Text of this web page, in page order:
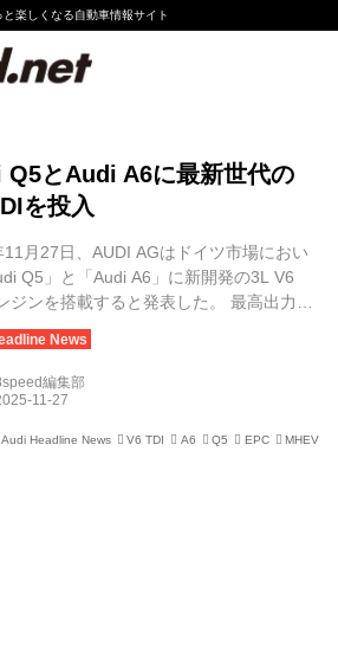
と楽しくなる自動車情報サイト
Audi
Porsche
Motorsport
Q5とAudi A6に最新世代の
を投入
11月27日、AUDI AGはドイツ市場におい
Q5」と「Audi A6」に新開発の3L V6
ジンを搭載すると発表した。 最高出力
299PS）、最大トルク580Nmを発生す
ワーユニットは、電動コンプレッサー
とマイルドハイブリッドシステム
plus」を組み合わせることで、従来のV6
イブリッド車に匹敵する俊敏な加速フィー
た最新世代のディーゼルに仕上げられて
編集部
Audi Headline News V6 TDI A6 Q5 EPC MHEV